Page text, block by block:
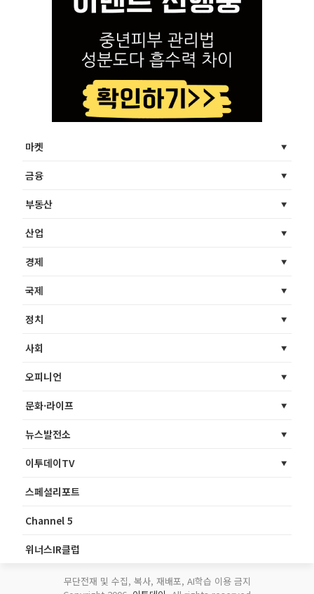
마켓
금융
부동산
산업
경제
국제
정치
사회
오피니언
문화·라이프
뉴스발전소
이투데이TV
스페셜리포트
Channel 5
위너스IR클럽
무단전재 및 수집, 복사, 재배포, AI학습 이용 금지